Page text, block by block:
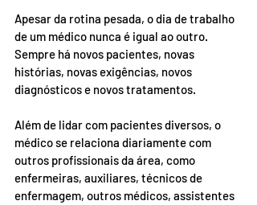
Apesar da rotina pesada, o dia de trabalho
de um médico nunca é igual ao outro.
Sempre há novos pacientes, novas
histórias, novas exigências, novos
diagnósticos e novos tratamentos.
Além de lidar com pacientes diversos, o
médico se relaciona diariamente com
outros profissionais da área, como
enfermeiras, auxiliares, técnicos de
enfermagem, outros médicos, assistentes